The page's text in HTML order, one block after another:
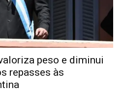
peso e diminui
repasses às